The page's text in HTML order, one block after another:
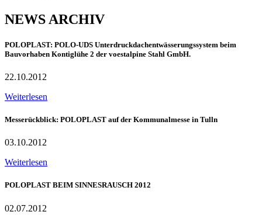
NEWS ARCHIV
POLOPLAST: POLO-UDS Unterdruckdachentwässerungssystem beim
Bauvorhaben Kontiglühe 2 der voestalpine Stahl GmbH.
22.10.2012
Weiterlesen
Messerückblick: POLOPLAST auf der Kommunalmesse in Tulln
03.10.2012
Weiterlesen
POLOPLAST BEIM SINNESRAUSCH 2012
02.07.2012